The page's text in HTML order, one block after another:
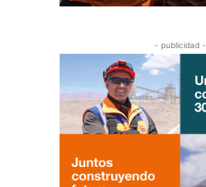
- publicidad -